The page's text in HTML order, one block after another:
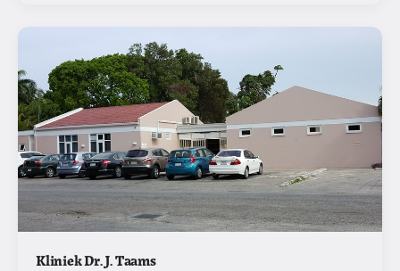
Kliniek Dr. J. Taams